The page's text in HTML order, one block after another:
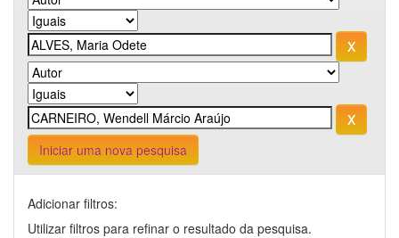
Iniciar uma nova pesquisa
Adicionar filtros:
Utilizar filtros para refinar o resultado da pesquisa.